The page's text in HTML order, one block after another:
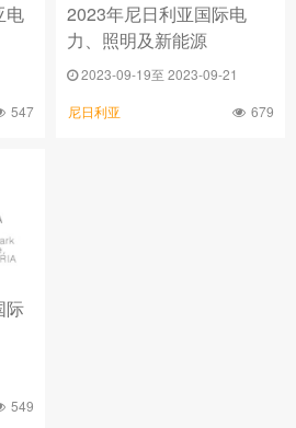
电
547
2023年尼日利亚国际电
力、照明及新能源
2023-09-19至 2023-09-21
尼日利亚 679
际
549